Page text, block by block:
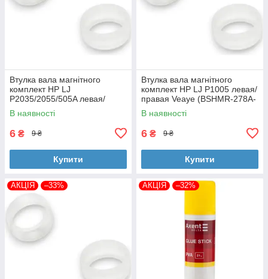
Втулка вала магнітного
комплект HP LJ
P2035/2055/505A левая/
правая Veaye (BSHMR-505A-
VE)
В наявності
6 ₴ 9 ₴
Купити
Втулка вала магнітного
комплект HP LJ P1005 левая/
правая Veaye (BSHMR-278A-
VE)
В наявності
6 ₴ 9 ₴
Купити
АКЦІЯ –33% АКЦІЯ –32%